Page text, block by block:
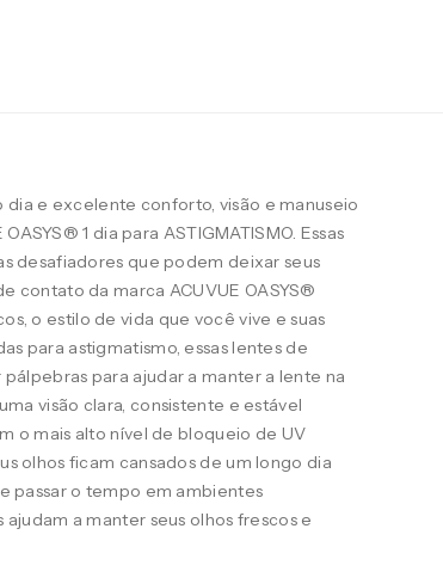
e excelente conforto, visão e manuseio
1 dia para ASTIGMATISMO. Essas
desafiadores que podem deixar seus
contato da marca ACUVUE OASYS®
o estilo de vida que você vive e suas
para astigmatismo, essas lentes de
para ajudar a manter a lente na
visão clara, consistente e estável
o mais alto nível de bloqueio de UV
olhos ficam cansados de um longo dia
passar o tempo em ambientes
a manter seus olhos frescos e